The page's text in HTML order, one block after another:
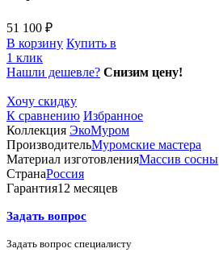
51 100 ₽
В корзину Купить в
1 клик
Нашли дешевле? Снизим цену!
Хочу скидку
К сравнению Избранное
Коллекция ЭкоМуром
ПроизводительМуромские мастера
Материал изготовленияМассив сосны
СтранаРоссия
Гарантия12 месяцев
Задать вопрос
Задать вопрос специалисту